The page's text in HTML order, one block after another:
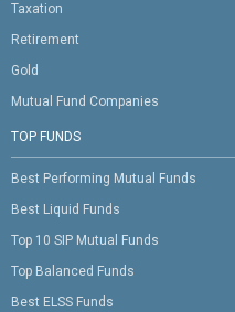
Taxation
Retirement
Gold
Mutual Fund Companies
TOP FUNDS
Best Performing Mutual Funds
Best Liquid Funds
Top 10 SIP Mutual Funds
Top Balanced Funds
Best ELSS Funds